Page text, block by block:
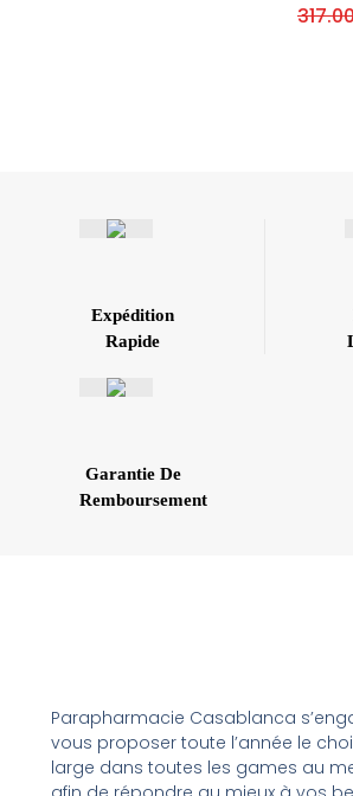
Expédition
Rapide
Garantie De
Remboursement
Parapharmacie Casablanca
vous proposer toute l’année le
large dans toutes les games au